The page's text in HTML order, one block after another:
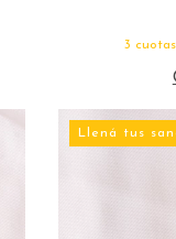
3
Llená tus